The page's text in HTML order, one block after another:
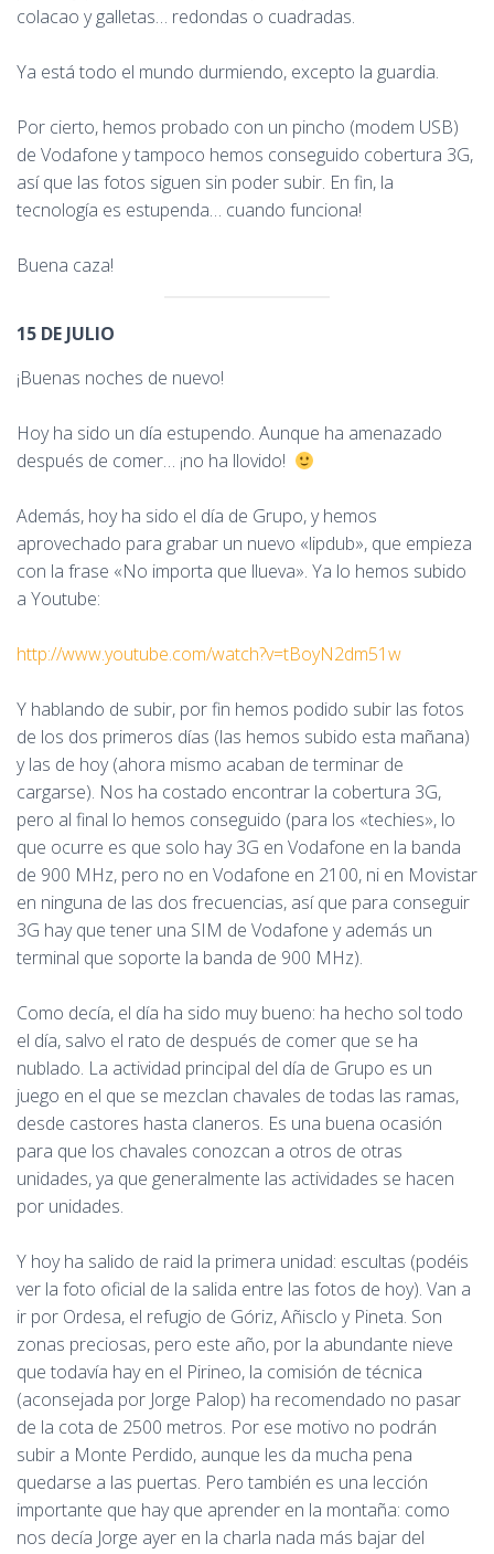
colacao y galletas… redondas o cuadradas.
Ya está todo el mundo durmiendo, excepto la guardia.
Por cierto, hemos probado con un pincho (modem USB)
de Vodafone y tampoco hemos conseguido cobertura 3G,
así que las fotos siguen sin poder subir. En fin, la
tecnología es estupenda… cuando funciona!
Buena caza!
15 DE JULIO
¡Buenas noches de nuevo!
Hoy ha sido un día estupendo. Aunque ha amenazado
después de comer… ¡no ha llovido!
Además, hoy ha sido el día de Grupo, y hemos
aprovechado para grabar un nuevo «lipdub», que empieza
con la frase «No importa que llueva». Ya lo hemos subido
a Youtube:
http://www.youtube.com/watch?v=tBoyN2dm51w
Y hablando de subir, por fin hemos podido subir las fotos
de los dos primeros días (las hemos subido esta mañana)
y las de hoy (ahora mismo acaban de terminar de
cargarse). Nos ha costado encontrar la cobertura 3G,
pero al final lo hemos conseguido (para los «techies», lo
que ocurre es que solo hay 3G en Vodafone en la banda
de 900 MHz, pero no en Vodafone en 2100, ni en Movistar
en ninguna de las dos frecuencias, así que para conseguir
3G hay que tener una SIM de Vodafone y además un
terminal que soporte la banda de 900 MHz).
Como decía, el día ha sido muy bueno: ha hecho sol todo
el día, salvo el rato de después de comer que se ha
nublado. La actividad principal del día de Grupo es un
juego en el que se mezclan chavales de todas las ramas,
desde castores hasta claneros. Es una buena ocasión
para que los chavales conozcan a otros de otras
unidades, ya que generalmente las actividades se hacen
por unidades.
Y hoy ha salido de raid la primera unidad: escultas (podéis
ver la foto oficial de la salida entre las fotos de hoy). Van a
ir por Ordesa, el refugio de Góriz, Añisclo y Pineta. Son
zonas preciosas, pero este año, por la abundante nieve
que todavía hay en el Pirineo, la comisión de técnica
(aconsejada por Jorge Palop) ha recomendado no pasar
de la cota de 2500 metros. Por ese motivo no podrán
subir a Monte Perdido, aunque les da mucha pena
quedarse a las puertas. Pero también es una lección
importante que hay que aprender en la montaña: como
nos decía Jorge ayer en la charla nada más bajar del